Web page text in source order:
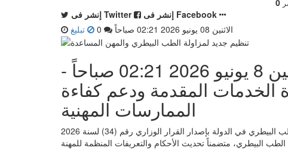
0
إنشر فى Twitter
إنشر فى Facebook
الاثنين 08 يونيو 2026 02:21 صباحاً
تبليغ
ابوظبي - ياسر ابراهيم - الاثنين 8 يونيو 2026 02:21 صباحاً -
الخدمات المقدمة ودعم كفاءة
الممارسات المهنية
عززت وزارة التغير المناخي والبيئة الإطار التنظيمي لقطاع الطب البيطري في الدولة بإصدار القرار الوزاري رقم (34) لسنة 2026